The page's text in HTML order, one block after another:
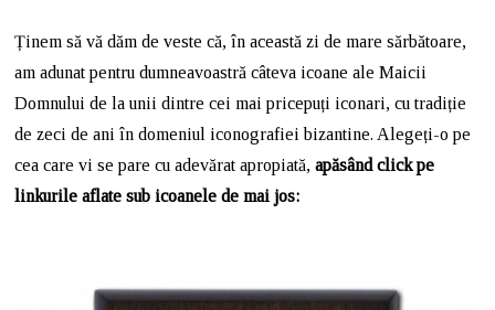
Ținem să vă dăm de veste că, în această zi de mare sărbătoare,
am adunat pentru dumneavoastră câteva icoane ale Maicii
Domnului de la unii dintre cei mai pricepuți iconari, cu tradiție
de zeci de ani în domeniul iconografiei bizantine. Alegeți-o pe
cea care vi se pare cu adevărat apropiată,apăsând click pe
linkurile aflate sub icoanele de mai jos: